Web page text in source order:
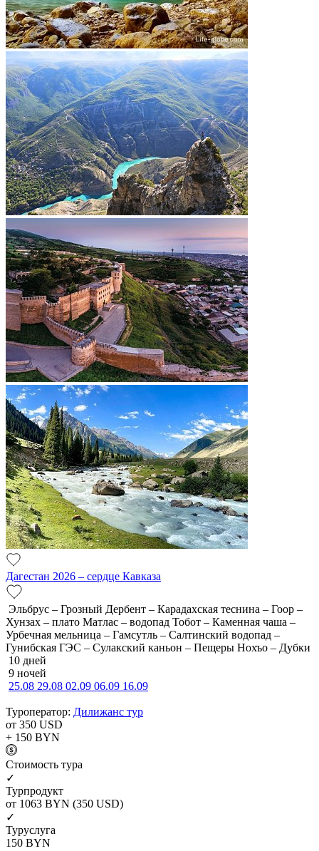
Дагестан 2026 – сердце Кавказа
Эльбрус – Грозный Дербент – Карадахская теснина – Гоор –
Хунзах – плато Матлас – водопад Тобот – Каменная чаша –
Урбечная мельница – Гамсутль – Салтинский водопад –
Гунибская ГЭС – Сулакский каньон – Пещеры Нохъо – Дубки
10 дней
9 ночей
25.08 29.08 02.09 06.09 16.09
Туроператор: Дилижанс тур
от 350 USD
+ 150 BYN
Cтоимость тура
✓
Турпродукт
от 1063 BYN (350 USD)
✓
Туруслуга
150 BYN